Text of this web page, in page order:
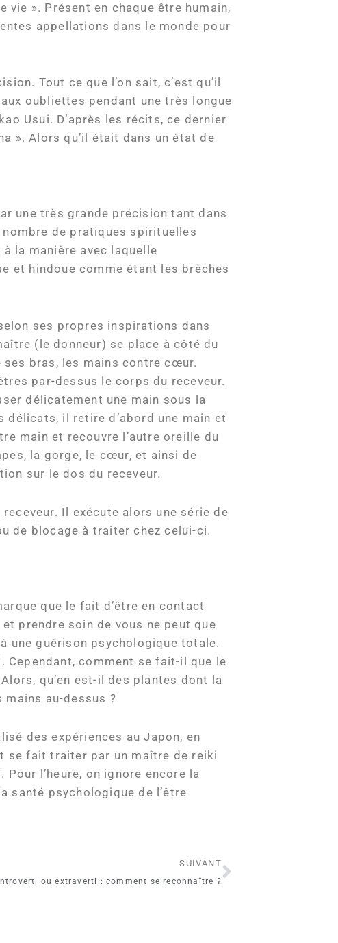
». Présent en chaque être humain,
appellations dans le monde pour
Tout ce que l’on sait, c’est qu’il
oubliettes pendant une très longue
Usui. D’après les récits, ce dernier
». Alors qu’il était dans un état de
une très grande précision tant dans
de pratiques spirituelles
la manière avec laquelle
et hindoue comme étant les brèches
ses propres inspirations dans
(le donneur) se place à côté du
bras, les mains contre cœur.
par-dessus le corps du receveur.
délicatement une main sous la
délicats, il retire d’abord une main et
main et recouvre l’autre oreille du
la gorge, le cœur, et ainsi de
sur le dos du receveur.
Il exécute alors une série de
de blocage à traiter chez celui-ci.
que le fait d’être en contact
prendre soin de vous ne peut que
une guérison psychologique totale.
Cependant, comment se fait-il que le
qu’en est-il des plantes dont la
au-dessus ?
des expériences au Japon, en
se fait traiter par un maître de reiki
l’heure, on ignore encore la
santé psychologique de l’être
SUIVANT
ou extraverti : comment se reconnaître ?
Suivant